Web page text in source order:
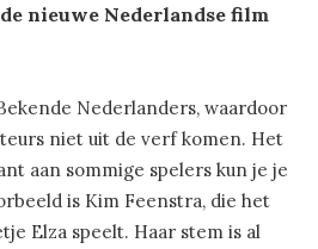
nieuwe Nederlandse film
Nederlanders, waardoor
niet uit de verf komen. Het
aan sommige spelers kun je je
is Kim Feenstra, die het
Elza speelt. Haar stem is al